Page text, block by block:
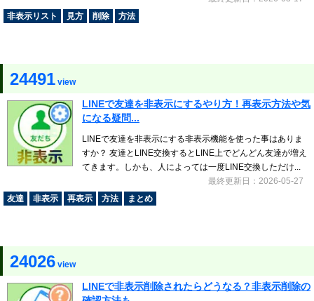
非表示リスト
見方 削除 方法
24491 view
LINEで友達を非表示にするやり方！再表示方法や気
になる疑問...
LINEで友達を非表示にする非表示機能を使った事はありま
すか？ 友達とLINE交換するとLINE上でどんどん友達が増え
てきます。しかも、人によっては一度LINE交換しただけ...
最終更新日：2026-05-27
友達
非表示 再表示 方法 まとめ
24026 view
LINEで非表示削除されたらどうなる？非表示削除の